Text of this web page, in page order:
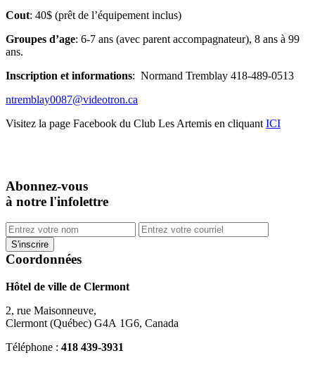
Cout: 40$ (prêt de l’équipement inclus)
Groupes d’age: 6-7 ans (avec parent accompagnateur), 8 ans à 99
ans.
Inscription et informations: Normand Tremblay 418-489-0513
ntremblay0087@videotron.ca
Visitez la page Facebook du Club Les Artemis en cliquant ICI
Abonnez-vous
à notre l'infolettre
Coordonnées
Hôtel de ville de Clermont
2, rue Maisonneuve,
Clermont (Québec) G4A 1G6, Canada
Téléphone : 418 439-3931